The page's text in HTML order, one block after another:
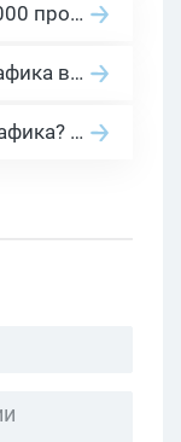
Сколько платит YouTube за 1000 просмотров в 2026: реальные цифры от 0.5 до 36 USD по ГЕО
Нейросети для арбитража трафика в 2026: инструменты, кейсы и AI-медиабайеры
За что платят в арбитраже трафика? 30 моделей оплаты в бурж и СНГ партнерках